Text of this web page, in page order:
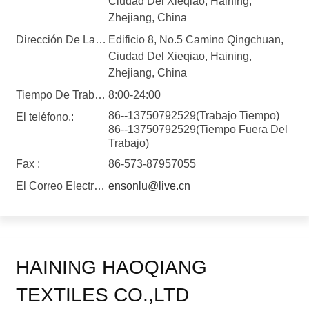
Zhejiang, China
Dirección De La Fábrica : Edificio 8, No.5 Camino Qingchuan,
Ciudad Del Xieqiao, Haining,
Zhejiang, China
Tiempo De Trabajo 8:00-24:00
El teléfono.:
86--13750792529(Trabajo Tiempo)
86--13750792529(Tiempo Fuera Del
Trabajo)
Fax :
86-573-87957055
El Correo Electrónico : ensonlu@live.cn
HAINING HAOQIANG
TEXTILES CO.,LTD